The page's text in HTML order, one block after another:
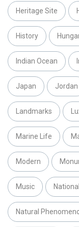
Heritage Site
History
Indian Ocean
Japan Jordan
Landmarks
Marine Life
Modern
Music
Natural